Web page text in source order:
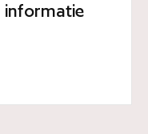
informatie